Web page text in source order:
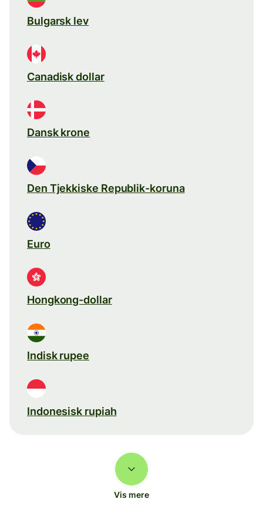
Bulgarsk lev
Canadisk dollar
Dansk krone
Den Tjekkiske Republik-koruna
Euro
Hongkong-dollar
Indisk rupee
Indonesisk rupiah
Vis mere